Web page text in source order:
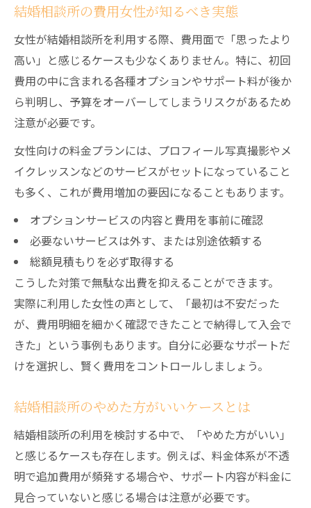
結婚相談所の費用女性が知るべき実態
女性が結婚相談所を利用する際、費用面で「思ったより
高い」と感じるケースも少なくありません。特に、初回
費用の中に含まれる各種オプションやサポート料が後か
ら判明し、予算をオーバーしてしまうリスクがあるため
注意が必要です。
女性向けの料金プランには、プロフィール写真撮影やメ
イクレッスンなどのサービスがセットになっていること
も多く、これが費用増加の要因になることもあります。
オプションサービスの内容と費用を事前に確認
必要ないサービスは外す、または別途依頼する
総額見積もりを必ず取得する
こうした対策で無駄な出費を抑えることができます。
実際に利用した女性の声として、「最初は不安だった
が、費用明細を細かく確認できたことで納得して入会で
きた」という事例もあります。自分に必要なサポートだ
けを選択し、賢く費用をコントロールしましょう。
結婚相談所のやめた方がいいケースとは
結婚相談所の利用を検討する中で、「やめた方がいい」
と感じるケースも存在します。例えば、料金体系が不透
明で追加費用が頻発する場合や、サポート内容が料金に
見合っていないと感じる場合は注意が必要です。